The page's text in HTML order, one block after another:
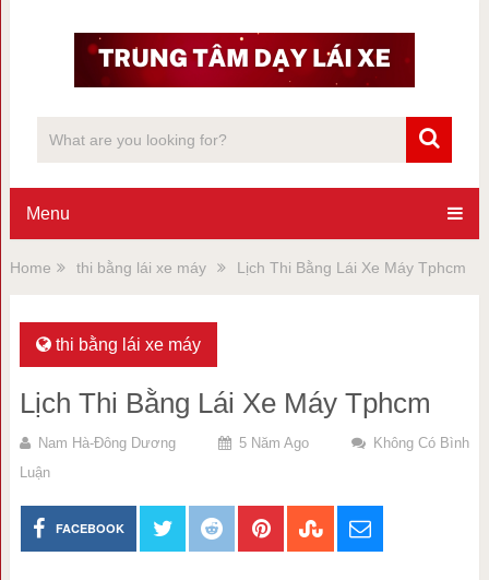
Menu
Home thi bằng lái xe máy Lịch Thi Bằng Lái Xe Máy Tphcm
thi bằng lái xe máy
Lịch Thi Bằng Lái Xe Máy Tphcm
Nam Hà-Đông Dương 5 Năm Ago
Không Có Bình
Luận
FACEBOOK